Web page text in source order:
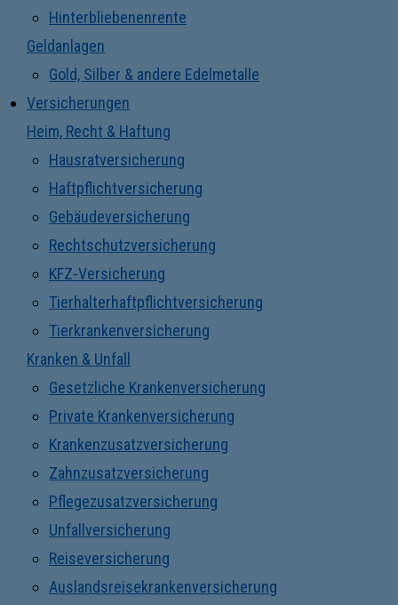
Hinterbliebenenrente
Geldanlagen
Gold, Silber & andere Edelmetalle
Versicherungen
Heim, Recht & Haftung
Hausratversicherung
Haftpflichtversicherung
Gebäudeversicherung
Rechtschutzversicherung
KFZ-Versicherung
Tierhalterhaftpflichtversicherung
Tierkrankenversicherung
Kranken & Unfall
Gesetzliche Krankenversicherung
Private Krankenversicherung
Krankenzusatzversicherung
Zahnzusatzversicherung
Pflegezusatzversicherung
Unfallversicherung
Reiseversicherung
Auslandsreisekrankenversicherung